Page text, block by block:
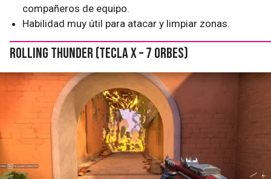
compañeros de equipo.
Habilidad muy útil para atacar y limpiar zonas.
Rolling Thunder (tecla X – 7 Orbes)